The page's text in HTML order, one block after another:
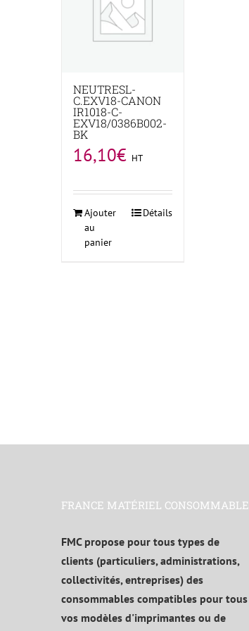
NEUTRESL-
C.EXV18-CANON
IR1018-C-
EXV18/0386B002-
BK
16,10€ HT
Ajouter
au
panier
Détails
FRANCE MATÉRIEL CONSOMMABLE
FMC propose pour tous types de
clients (particuliers, administrations,
collectivités, entreprises) des
consommables compatibles pour tous
vos modèles d'imprimantes ou de